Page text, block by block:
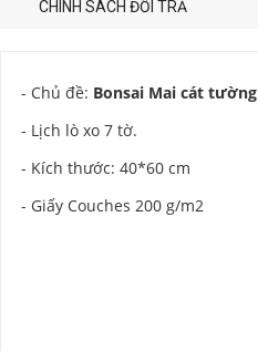
CHÍNH SÁCH ĐỔI TRẢ
- Chủ đề: Bonsai Mai cát tường
- Lịch lò xo 7 tờ.
- Kích thước: 40*60 cm
- Giấy Couches 200 g/m2